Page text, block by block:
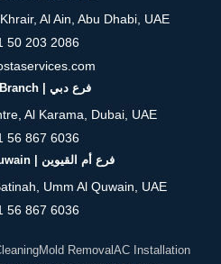
Al Ain, Abu Dhabi, UAE
50 203 2086
📍 Dubai Branch | فرع دبي
Al Karama, Dubai, UAE
56 867 6036
📍 Umm Al Quwain | فرع أم القيوين
Umm Al Quwain, UAE
56 867 6036
Mold Removal AC Installation